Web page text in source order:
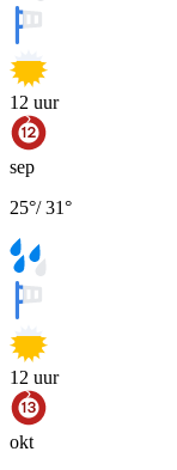
12 uur
sep
25°/31°
12 uur
okt